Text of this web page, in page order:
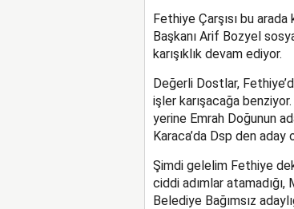
Fethiye Çarşısı bu
Başkanı Arif Bozyel
karışıklık devam ediyor.
Değerli Dostlar,
işler karışacağa
yerine Emrah Doğunun
Karaca’da Dsp den aday
Şimdi gelelim Fethiye
ciddi adımlar
Belediye Bağımsız